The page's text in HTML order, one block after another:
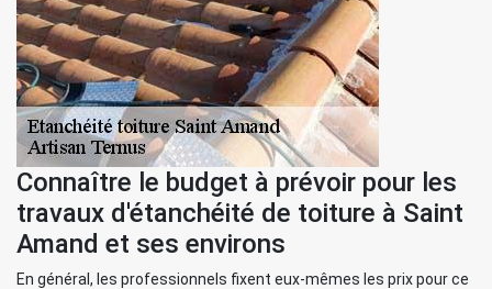
Connaître le budget à prévoir pour les
travaux d'étanchéité de toiture à Saint
Amand et ses environs
En général, les professionnels fixent eux-mêmes les prix pour ce